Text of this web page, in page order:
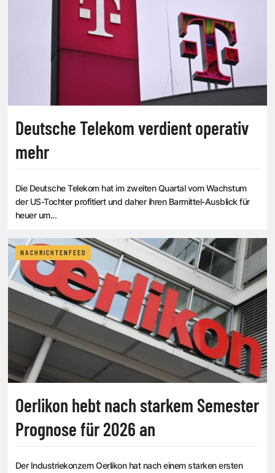
Deutsche Telekom verdient operativ
mehr
Die Deutsche Telekom hat im zweiten Quartal vom Wachstum
der US-Tochter profitiert und daher ihren Barmittel-Ausblick für
heuer um...
NACHRICHTENFEED
Oerlikon hebt nach starkem Semester
Prognose für 2026 an
Der Industriekonzern Oerlikon hat nach einem starken ersten